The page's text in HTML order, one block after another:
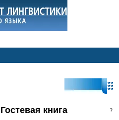
Гостевая книга ?